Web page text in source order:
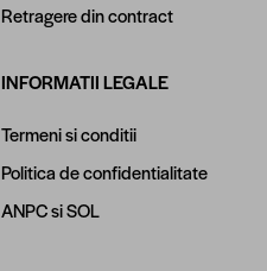
Retragere din contract
INFORMATII LEGALE
Termeni si conditii
Politica de confidentialitate
ANPCsiSOL